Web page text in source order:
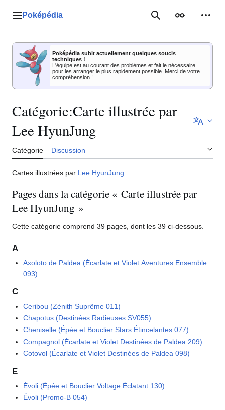
Menu principal
Poképédia RechercherApparence
Poképédia subit actuellement quelques soucis
techniques !
L'équipe est au courant des problèmes et fait le nécessaire
pour les arranger le plus rapidement possible. Merci de votre
compréhension !
Catégorie:Carte illustrée par
Lee HyunJung
Catégorie Discussion
Cartes illustrées par Lee HyunJung
Pages dans la catégorie « Carte illustrée par
Lee HyunJung »
Cette catégorie comprend 39 pages, dont les 39 ci-dessous.
A
Axoloto de Paldea (Écarlate et Violet Aventures Ensemble
093)
C
Ceribou (Zénith Suprême 011)
Chapotus (Destinées Radieuses SV055)
Cheniselle (Épée et Bouclier Stars Étincelantes 077)
Compagnol (Écarlate et Violet Destinées de Paldea 209)
Cotovol (Écarlate et Violet Destinées de Paldea 098)
E
Évoli (Épée et Bouclier Voltage Éclatant 130)
Évoli (Promo-B 054)